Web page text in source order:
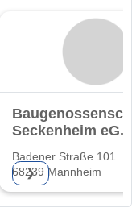
Seckenheim eG.
Badener Straße 101
68239 Mannheim
❯